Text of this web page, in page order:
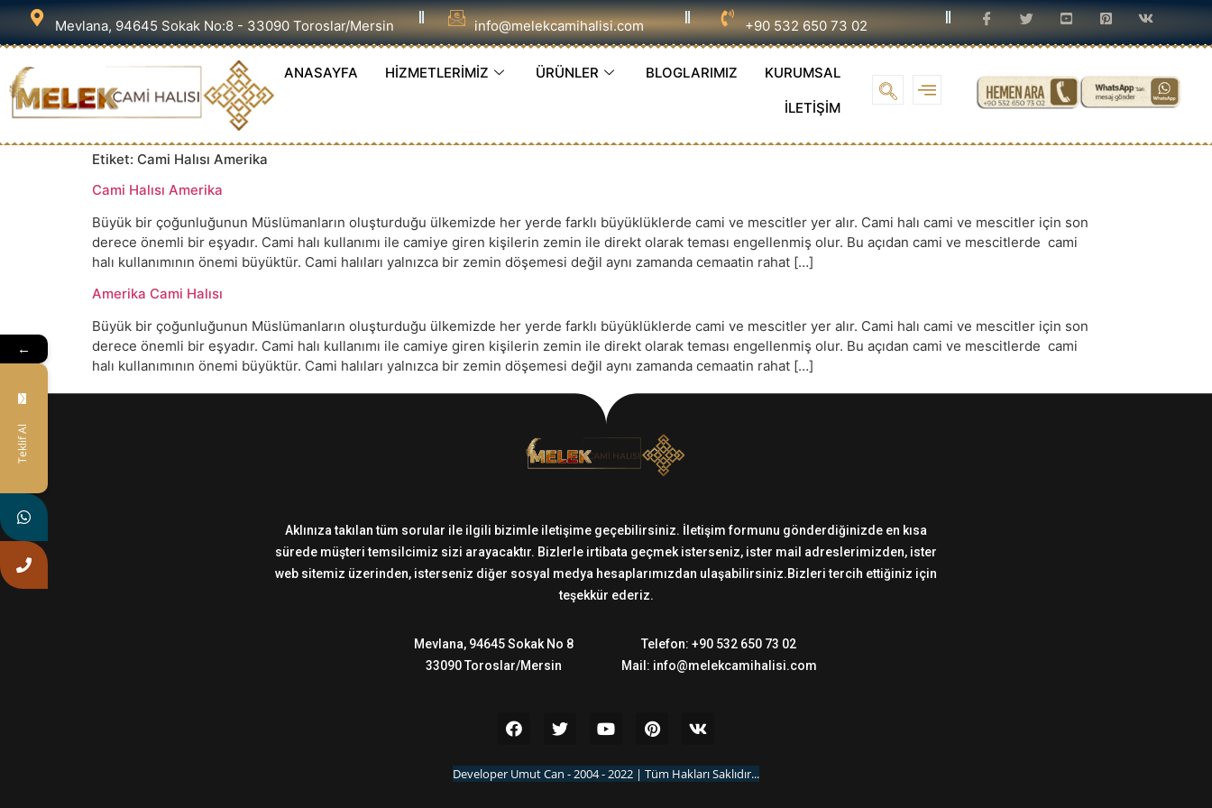
Mevlana, 94645 Sokak No:8 - 33090 Toroslar/Mersin info@melekcamihalisi.com +90 532 650 73 02
ANASAYFA HİZMETLERİMİZ ÜRÜNLER BLOGLARIMIZ KURUMSAL
İLETİŞİM
Etiket: Cami Halısı Amerika
Cami Halısı Amerika
Büyük bir çoğunluğunun Müslümanların oluşturduğu ülkemizde her yerde farklı büyüklüklerde cami ve mescitler yer alır. Cami halı cami ve mescitler için son
derece önemli bir eşyadır. Cami halı kullanımı ile camiye giren kişilerin zemin ile direkt olarak teması engellenmiş olur. Bu açıdan cami ve mescitlerde cami
halı kullanımının önemi büyüktür. Cami halıları yalnızca bir zemin döşemesi değil aynı zamanda cemaatin rahat […]
Amerika Cami Halısı
Büyük bir çoğunluğunun Müslümanların oluşturduğu ülkemizde her yerde farklı büyüklüklerde cami ve mescitler yer alır. Cami halı cami ve mescitler için son
derece önemli bir eşyadır. Cami halı kullanımı ile camiye giren kişilerin zemin ile direkt olarak teması engellenmiş olur. Bu açıdan cami ve mescitlerde cami
halı kullanımının önemi büyüktür. Cami halıları yalnızca bir zemin döşemesi değil aynı zamanda cemaatin rahat […]
Aklınıza takılan tüm sorular ile ilgili bizimle iletişime geçebilirsiniz. İletişim formunu gönderdiğinizde en kısa
sürede müşteri temsilcimiz sizi arayacaktır. Bizlerle irtibata geçmek isterseniz, ister mail adreslerimizden, ister
web sitemiz üzerinden, isterseniz diğer sosyal medya hesaplarımızdan ulaşabilirsiniz.Bizleri tercih ettiğiniz için
teşekkür ederiz.
Mevlana, 94645 Sokak No 8
33090 Toroslar/Mersin
Telefon: +90 532 650 73 02
Mail: info@melekcamihalisi.com
Developer Umut Can - 2004 - 2022 | Tüm Hakları Saklıdır...
←
Teklif Al